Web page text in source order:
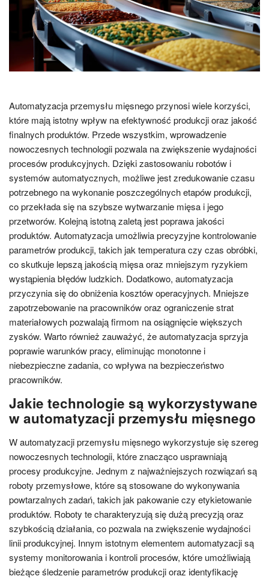
Automatyzacja przemysłu mięsnego przynosi wiele korzyści,
które mają istotny wpływ na efektywność produkcji oraz jakość
finalnych produktów. Przede wszystkim, wprowadzenie
nowoczesnych technologii pozwala na zwiększenie wydajności
procesów produkcyjnych. Dzięki zastosowaniu robotów i
systemów automatycznych, możliwe jest zredukowanie czasu
potrzebnego na wykonanie poszczególnych etapów produkcji,
co przekłada się na szybsze wytwarzanie mięsa i jego
przetworów. Kolejną istotną zaletą jest poprawa jakości
produktów. Automatyzacja umożliwia precyzyjne kontrolowanie
parametrów produkcji, takich jak temperatura czy czas obróbki,
co skutkuje lepszą jakością mięsa oraz mniejszym ryzykiem
wystąpienia błędów ludzkich. Dodatkowo, automatyzacja
przyczynia się do obniżenia kosztów operacyjnych. Mniejsze
zapotrzebowanie na pracowników oraz ograniczenie strat
materiałowych pozwalają firmom na osiągnięcie większych
zysków. Warto również zauważyć, że automatyzacja sprzyja
poprawie warunków pracy, eliminując monotonne i
niebezpieczne zadania, co wpływa na bezpieczeństwo
pracowników.
Jakie technologie są wykorzystywane
w automatyzacji przemysłu mięsnego
W automatyzacji przemysłu mięsnego wykorzystuje się szereg
nowoczesnych technologii, które znacząco usprawniają
procesy produkcyjne. Jednym z najważniejszych rozwiązań są
roboty przemysłowe, które są stosowane do wykonywania
powtarzalnych zadań, takich jak pakowanie czy etykietowanie
produktów. Roboty te charakteryzują się dużą precyzją oraz
szybkością działania, co pozwala na zwiększenie wydajności
linii produkcyjnej. Innym istotnym elementem automatyzacji są
systemy monitorowania i kontroli procesów, które umożliwiają
bieżące śledzenie parametrów produkcji oraz identyfikację